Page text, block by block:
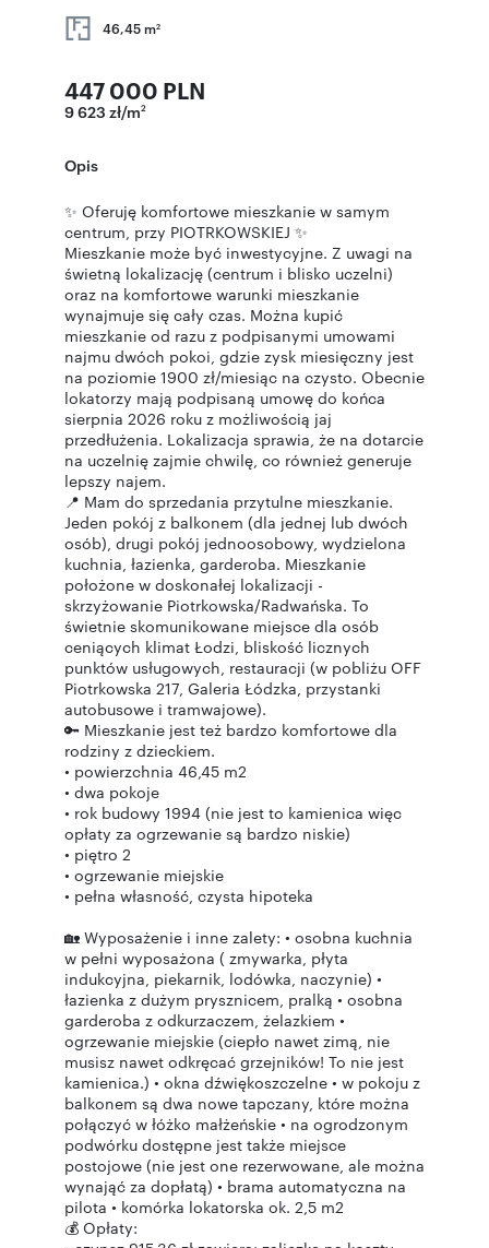
46,45 m2
447 000 PLN
9 623 zł/m2
Opis
✨ Oferuję komfortowe mieszkanie w samym
centrum, przy PIOTRKOWSKIEJ ✨
Mieszkanie może być inwestycyjne. Z uwagi na
świetną lokalizację (centrum i blisko uczelni)
oraz na komfortowe warunki mieszkanie
wynajmuje się cały czas. Można kupić
mieszkanie od razu z podpisanymi umowami
najmu dwóch pokoi, gdzie zysk miesięczny jest
na poziomie 1900 zł/miesiąc na czysto. Obecnie
lokatorzy mają podpisaną umowę do końca
sierpnia 2026 roku z możliwością jaj
przedłużenia. Lokalizacja sprawia, że na dotarcie
na uczelnię zajmie chwilę, co również generuje
lepszy najem.
📍 Mam do sprzedania przytulne mieszkanie.
Jeden pokój z balkonem (dla jednej lub dwóch
osób), drugi pokój jednoosobowy, wydzielona
kuchnia, łazienka, garderoba. Mieszkanie
położone w doskonałej lokalizacji -
skrzyżowanie Piotrkowska/Radwańska. To
świetnie skomunikowane miejsce dla osób
ceniących klimat Łodzi, bliskość licznych
punktów usługowych, restauracji (w pobliżu OFF
Piotrkowska 217, Galeria Łódzka, przystanki
autobusowe i tramwajowe).
🔑 Mieszkanie jest też bardzo komfortowe dla
rodziny z dzieckiem.
• powierzchnia 46,45 m2
• dwa pokoje
• rok budowy 1994 (nie jest to kamienica więc
opłaty za ogrzewanie są bardzo niskie)
• piętro 2
• ogrzewanie miejskie
• pełna własność, czysta hipoteka
🏡 Wyposażenie i inne zalety: • osobna kuchnia
w pełni wyposażona ( zmywarka, płyta
indukcyjna, piekarnik, lodówka, naczynie) •
łazienka z dużym prysznicem, pralką • osobna
garderoba z odkurzaczem, żelazkiem •
ogrzewanie miejskie (ciepło nawet zimą, nie
musisz nawet odkręcać grzejników! To nie jest
kamienica.) • okna dźwiękoszczelne • w pokoju z
balkonem są dwa nowe tapczany, które można
połączyć w łóżko małżeńskie • na ogrodzonym
podwórku dostępne jest także miejsce
postojowe (nie jest one rezerwowane, ale można
wynająć za dopłatą) • brama automatyczna na
pilota • komórka lokatorska ok. 2,5 m2
💰 Opłaty: